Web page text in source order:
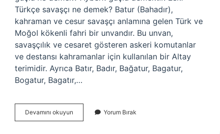
Türkçe savaşçı ne demek? Batur (Bahadır),
kahraman ve cesur savaşçı anlamına gelen Türk ve
Moğol kökenli fahri bir unvandır. Bu unvan,
savaşçılık ve cesaret gösteren askeri komutanlar
ve destansı kahramanlar için kullanılan bir Altay
terimidir. Ayrıca Batır, Badır, Bağatur, Bagatur,
Bogatur, Bagatır,…
Devamını okuyun
Türkçede
Yorum Bırak